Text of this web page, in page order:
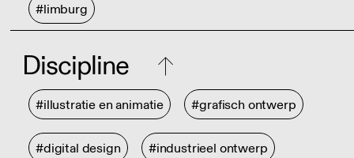
#limburg
Discipline
#illustratie en animatie #grafisch ontwerp
#digital design #industrieel ontwerp